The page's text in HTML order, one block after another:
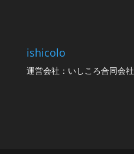
ishicolo
運営会社：いしころ合同会社